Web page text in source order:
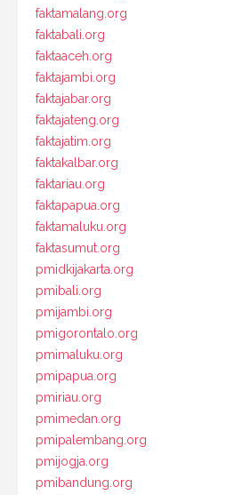
faktamalang.org
faktabali.org
faktaaceh.org
faktajambi.org
faktajabar.org
faktajateng.org
faktajatim.org
faktakalbar.org
faktariau.org
faktapapua.org
faktamaluku.org
faktasumut.org
pmidkijakarta.org
pmibali.org
pmijambi.org
pmigorontalo.org
pmimaluku.org
pmipapua.org
pmiriau.org
pmimedan.org
pmipalembang.org
pmijogja.org
pmibandung.org